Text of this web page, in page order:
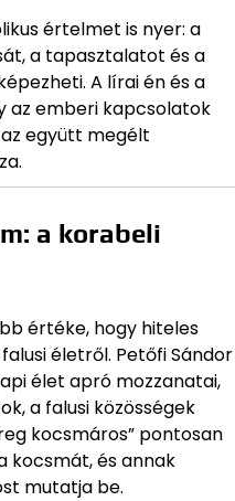
értelmet is nyer: a
a tapasztalatot és a
A lírai én és a
az emberi kapcsolatok
együtt megélt
a korabeli
értéke, hogy hiteles
életről. Petőfi Sándor
élet apró mozzanatai,
a falusi közösségek
kocsmáros” pontosan
kocsmát, és annak
mutatja be.